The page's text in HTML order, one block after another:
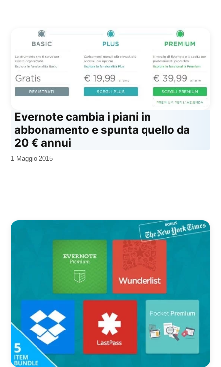
Evernote cambia i piani in
abbonamento e spunta quello da
20 € annui
da
1 Maggio 2015